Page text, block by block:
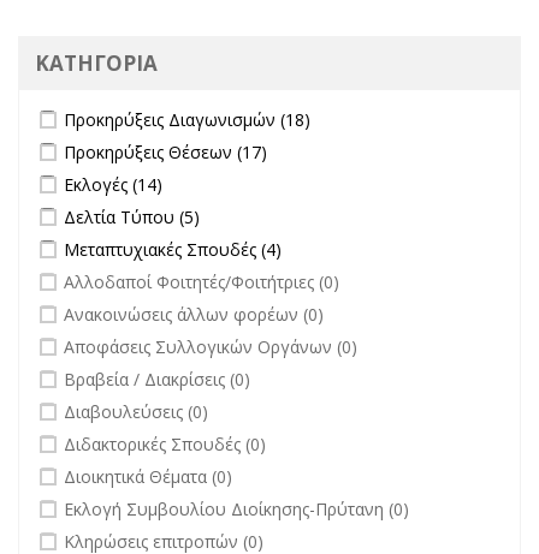
ΚΑΤΗΓΟΡΙΑ
Apply Προκηρύξεις Διαγωνισμών filter
Προκηρύξεις Διαγωνισμών (18)
Apply Προκηρύξεις Θέσεων filter
Προκηρύξεις Θέσεων (17)
Apply Εκλογές filter
Εκλογές (14)
Apply Δελτία Τύπου filter
Δελτία Τύπου (5)
Apply Μεταπτυχιακές Σπουδές filter
Μεταπτυχιακές Σπουδές (4)
undefined
Αλλοδαποί Φοιτητές/Φοιτήτριες (0)
undefined
Ανακοινώσεις άλλων φορέων (0)
undefined
Αποφάσεις Συλλογικών Οργάνων (0)
undefined
Βραβεία / Διακρίσεις (0)
undefined
Διαβουλεύσεις (0)
undefined
Διδακτορικές Σπουδές (0)
undefined
Διοικητικά Θέματα (0)
undefined
Εκλογή Συμβουλίου Διοίκησης-Πρύτανη (0)
undefined
Κληρώσεις επιτροπών (0)